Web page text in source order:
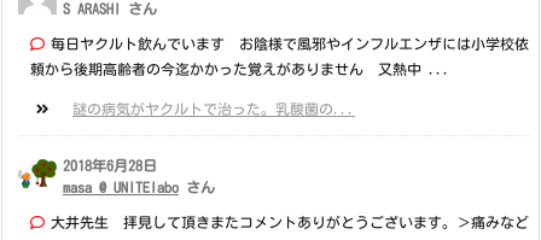
S ARASHI さん
毎日ヤクルト飲んでいます お陰様で風邪やインフルエンザには小学校依
頼から後期高齢者の今迄かかった覚えがありません 又熱中 ...
謎の病気がヤクルトで治った。乳酸菌の...
2018年6月28日
masa @ UNITElabo さん
大井先生 拝見して頂きまたコメントありがとうございます。＞痛みなど